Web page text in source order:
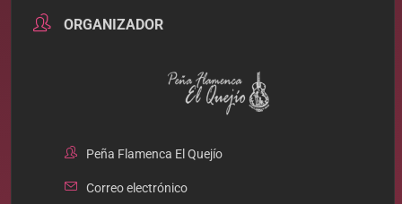
ORGANIZADOR
Peña Flamenca El Quejío
Correo electrónico